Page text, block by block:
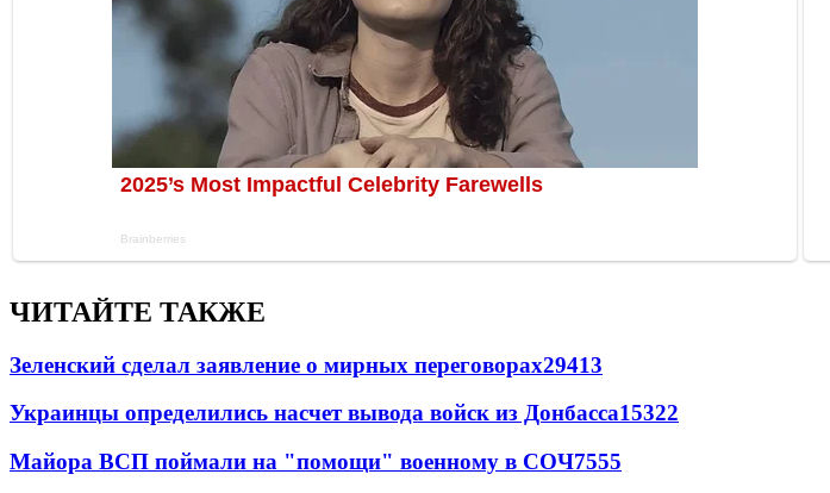
ЧИТАЙТЕ ТАКЖЕ
Зеленский сделал заявление о мирных переговорах29413
Украинцы определились насчет вывода войск из Донбасса15322
Майора ВСП поймали на "помощи" военному в СОЧ7555